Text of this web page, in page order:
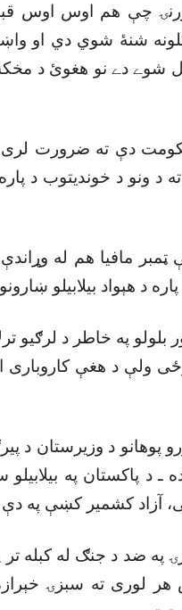
کورنۍ چې هم اوس اوس
شنۀ شوي دي او
شوے دے نو هغوئ د
دې ته ضرورت لرى
ونو د خونديتوب د
ټمبر مافيا هم له
د هېواد بيلابيلو
بلولو په خاطر د لرګيو
ولې د هغې کاروبارى
پوهانو د وزيرستان د
ـ د پاکستان په
آزاد کشمير کښې په دې
ضد د جنګ له کبله تر
لورى ته سبزۍ